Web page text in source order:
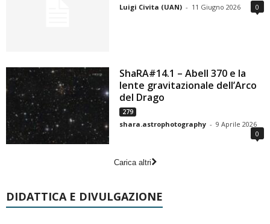
Luigi Civita (UAN) - 11 Giugno 2026 0
ShaRA#14.1 – Abell 370 e la
lente gravitazionale dell’Arco
del Drago
279
shara.astrophotography - 9 Aprile 2026
0
Carica altri
DIDATTICA E DIVULGAZIONE